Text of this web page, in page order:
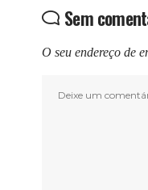
Sem
O seu endereço de